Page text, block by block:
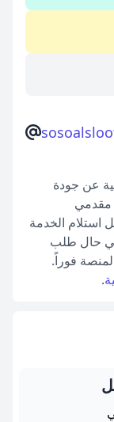
عن جودة
مقدمي
استلام الخدمة
حال طلب
فوراً.
.